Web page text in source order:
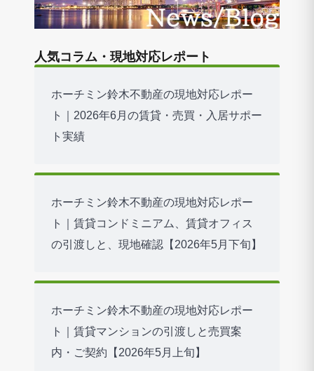
人気コラム・現地対応レポート
ホーチミン鈴木不動産の現地対応レポー
ト｜2026年6月の賃貸・売買・入居サポー
ト実績
ホーチミン鈴木不動産の現地対応レポー
ト｜賃貸コンドミニアム、賃貸オフィス
の引渡しと、現地確認【2026年5月下旬】
ホーチミン鈴木不動産の現地対応レポー
ト｜賃貸マンションの引渡しと売買案
内・ご契約【2026年5月上旬】